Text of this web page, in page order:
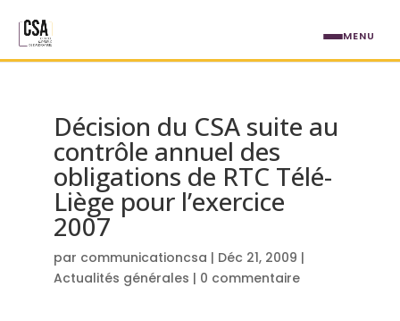
Décision du CSA suite au
contrôle annuel des
obligations de RTC Télé-
Liège pour l’exercice
2007
par communicationcsa | Déc 21, 2009 |
Actualités générales | 0 commentaire
MENU